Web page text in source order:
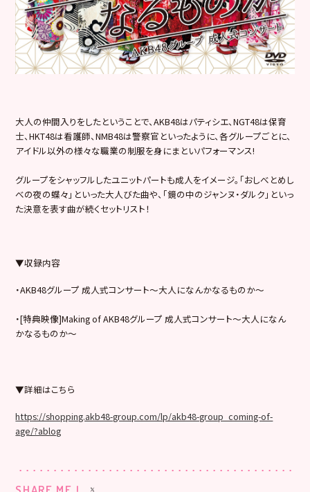
大人の仲間入りをしたということで、AKB48はパティシエ、NGT48は保育
士、HKT48は看護師、NMB48は警察官といったように、各グループごとに、
アイドル以外の様々な職業の制服を身にまといパフォーマンス!
グループをシャッフルしたユニットパートも成人をイメージ。「おしべとめし
べの夜の蝶々」といった大人びた曲や、「鏡の中のジャンヌ・ダルク」といっ
た決意を表す曲が続くセットリスト！
▼収録内容
・AKB48グループ 成人式コンサート〜大人になんかなるものか〜
・[特典映像]Making of AKB48グループ 成人式コンサート〜大人になん
かなるものか〜
▼詳細はこちら
https://shopping.akb48-group.com/lp/akb48-group_coming-of-
age/?ablog